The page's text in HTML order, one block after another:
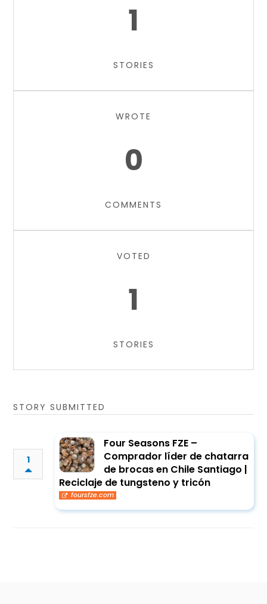
1
STORIES
WROTE
0
COMMENTS
VOTED
1
STORIES
STORY SUBMITTED
1
Four Seasons FZE –
Comprador líder de chatarra
de brocas en Chile Santiago |
Reciclaje de tungsteno y tricón
foursfze.com